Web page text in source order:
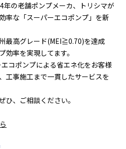
年の老舗ポンプメーカ、トリシマが
率な「スーパーエコポンプ」を新
最高グレード(MEI≧0.70)を達成
効率を実現してます。
コポンプによる省エネ化をお客様
工事施工まで一貫したサービスを
ひ、ご相談ください。